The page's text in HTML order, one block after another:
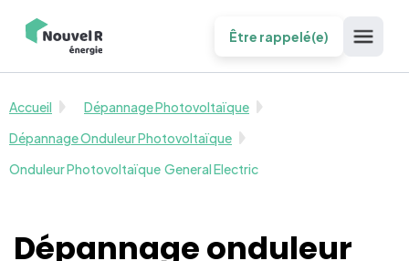
Être rappelé(e)
Accueil
Dépannage Photovoltaïque
Dépannage Onduleur Photovoltaïque
Onduleur Photovoltaïque General Electric
Dépannage onduleur